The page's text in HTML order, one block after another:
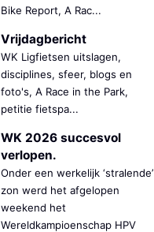
Bike Report, A Rac...
Vrijdagbericht
WK Ligfietsen uitslagen,
disciplines, sfeer, blogs en
foto's, A Race in the Park,
petitie fietspa...
WK 2026 succesvol
verlopen.
Onder een werkelijk ‘stralende’
zon werd het afgelopen
weekend het
Wereldkampioenschap HPV